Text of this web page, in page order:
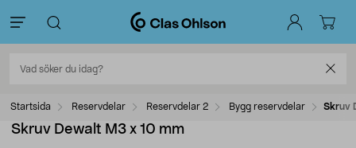
Startsida Reservdelar Reservdelar 2 Bygg reservdelar Skruv
Skruv Dewalt M3 x 10 mm